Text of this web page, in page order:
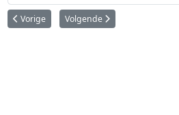
Vorig artikel: Eerste Belgische
Vorige Volgende artikel: Een stukje
Volgende